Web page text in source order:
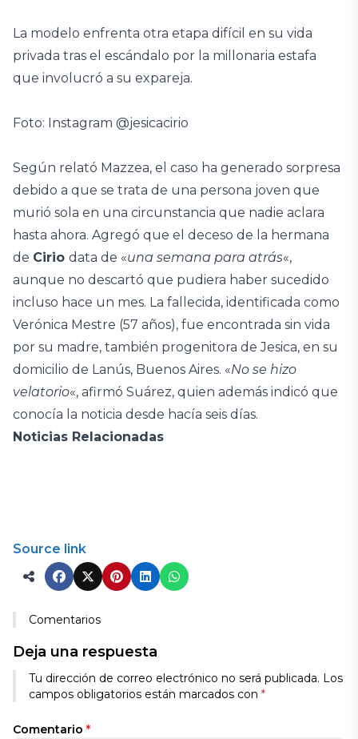
La modelo enfrenta otra etapa difícil en su vida
privada tras el escándalo por la millonaria estafa
que involucró a su expareja.
Foto: Instagram @jesicacirio
Según relató Mazzea, el caso ha generado sorpresa
debido a que se trata de una persona joven que
murió sola en una circunstancia que nadie aclara
hasta ahora. Agregó que el deceso de la hermana
de Cirio data de «una semana para atrás«,
aunque no descartó que pudiera haber sucedido
incluso hace un mes. La fallecida, identificada como
Verónica Mestre (57 años), fue encontrada sin vida
por su madre, también progenitora de Jesica, en su
domicilio de Lanús, Buenos Aires. «No se hizo
velatorio«, afirmó Suárez, quien además indicó que
conocía la noticia desde hacía seis días.
Noticias Relacionadas
Source link
Comentarios
Deja una respuesta
Tu dirección de correo electrónico no será publicada. Los
campos obligatorios están marcados con *
Comentario *